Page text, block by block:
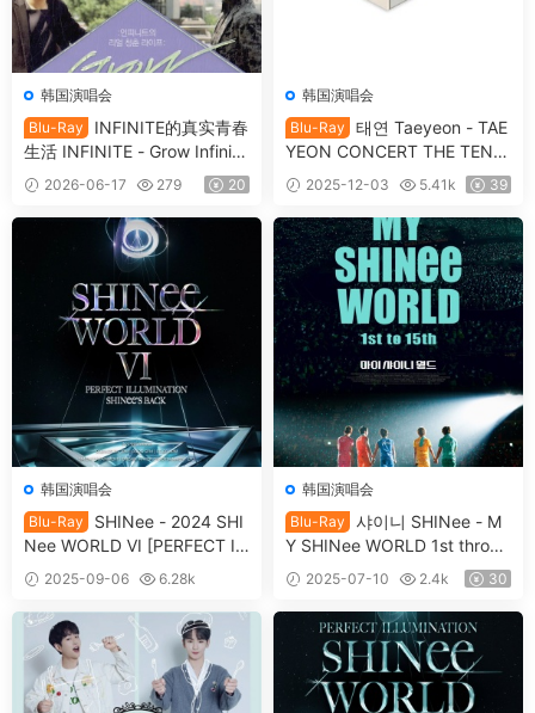
韩国演唱会
Blu-Ray
INFINITE的真实青春
生活 INFINITE - Grow Infinit
e’s Real Youth Life BD+DVD
[2015.08.19] [BDMV 21.2GB]
2026-06-17 279 20
韩国演唱会
Blu-Ray
태연 Taeyeon - TAE
YEON CONCERT THE TENS
E MEMORY BOX [2025.11.0
3] [BDMV 2BD 62.3GB]
2025-12-03 5.41k 39
韩国演唱会
Blu-Ray
SHINee - 2024 SHI
Nee WORLD VI [PERFECT IL
LUMINATION: SHINee'S BA
CK] [2025.08.29] [BDMV 3B
D 79.8GB]
2025-09-06
6.28k
韩国演唱会
Blu-Ray
샤이니 SHINee - M
Y SHINee WORLD 1st throug
h 15th [2024.11.08] [BDMV 3
5.7GB]
2025-07-10 2.4k 30